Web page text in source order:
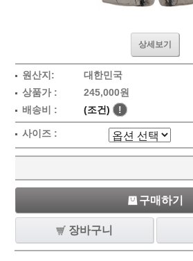
상세보기
원산지:
대한민국
상품가 :
245,000원
배송비 :
(조건) !
사이즈 :
구매하기
장바구니